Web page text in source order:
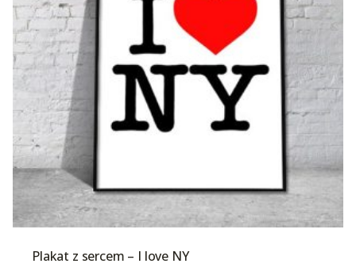
Plakat z sercem – I love NY